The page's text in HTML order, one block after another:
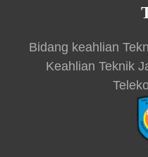
Bidang keahlian
Keahlian Teknik